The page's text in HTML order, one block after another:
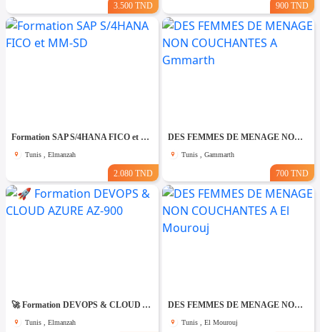
3.500 TND 900 TND
Formation SAP S/4HANA FICO et MM-SD
Tunis , Elmanzah
2.080 TND
DES FEMMES DE MENAGE NON COUCHANTES A Gmmarth
Tunis , Gammarth
700 TND
🚀 Formation DEVOPS & CLOUD AZURE AZ-900
Tunis , Elmanzah
DES FEMMES DE MENAGE NON COUCHANTES A El Mourouj
Tunis , El Mourouj